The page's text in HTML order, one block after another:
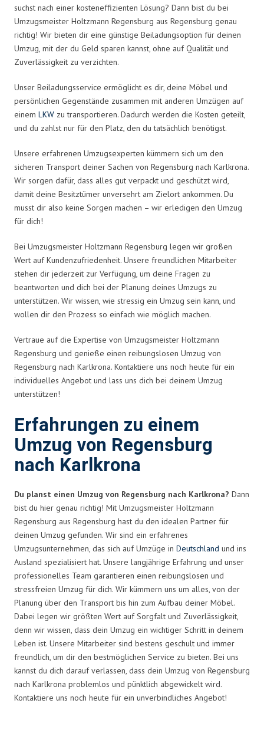
suchst nach einer kosteneffizienten Lösung? Dann bist du bei
Umzugsmeister Holtzmann Regensburg aus Regensburg genau
richtig! Wir bieten dir eine günstige Beiladungsoption für deinen
Umzug, mit der du Geld sparen kannst, ohne auf Qualität und
Zuverlässigkeit zu verzichten.
Unser Beiladungsservice ermöglicht es dir, deine Möbel und
persönlichen Gegenstände zusammen mit anderen Umzügen auf
einem LKW zu transportieren. Dadurch werden die Kosten geteilt,
und du zahlst nur für den Platz, den du tatsächlich benötigst.
Unsere erfahrenen Umzugsexperten kümmern sich um den
sicheren Transport deiner Sachen von Regensburg nach Karlkrona.
Wir sorgen dafür, dass alles gut verpackt und geschützt wird,
damit deine Besitztümer unversehrt am Zielort ankommen. Du
musst dir also keine Sorgen machen – wir erledigen den Umzug
für dich!
Bei Umzugsmeister Holtzmann Regensburg legen wir großen
Wert auf Kundenzufriedenheit. Unsere freundlichen Mitarbeiter
stehen dir jederzeit zur Verfügung, um deine Fragen zu
beantworten und dich bei der Planung deines Umzugs zu
unterstützen. Wir wissen, wie stressig ein Umzug sein kann, und
wollen dir den Prozess so einfach wie möglich machen.
Vertraue auf die Expertise von Umzugsmeister Holtzmann
Regensburg und genieße einen reibungslosen Umzug von
Regensburg nach Karlkrona. Kontaktiere uns noch heute für ein
individuelles Angebot und lass uns dich bei deinem Umzug
unterstützen!
Erfahrungen zu einem
Umzug von Regensburg
nach Karlkrona
Du planst einen Umzug von Regensburg nach Karlkrona? Dann
bist du hier genau richtig! Mit Umzugsmeister Holtzmann
Regensburg aus Regensburg hast du den idealen Partner für
deinen Umzug gefunden. Wir sind ein erfahrenes
Umzugsunternehmen, das sich auf Umzüge in Deutschland und ins
Ausland spezialisiert hat. Unsere langjährige Erfahrung und unser
professionelles Team garantieren einen reibungslosen und
stressfreien Umzug für dich. Wir kümmern uns um alles, von der
Planung über den Transport bis hin zum Aufbau deiner Möbel.
Dabei legen wir größten Wert auf Sorgfalt und Zuverlässigkeit,
denn wir wissen, dass dein Umzug ein wichtiger Schritt in deinem
Leben ist. Unsere Mitarbeiter sind bestens geschult und immer
freundlich, um dir den bestmöglichen Service zu bieten. Bei uns
kannst du dich darauf verlassen, dass dein Umzug von Regensburg
nach Karlkrona problemlos und pünktlich abgewickelt wird.
Kontaktiere uns noch heute für ein unverbindliches Angebot!